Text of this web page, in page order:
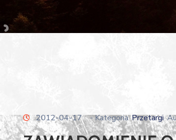
2012-04-17 - KategoriaPrzetargi